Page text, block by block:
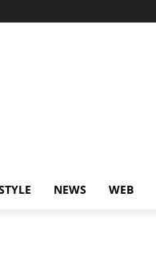
NEWS WEB